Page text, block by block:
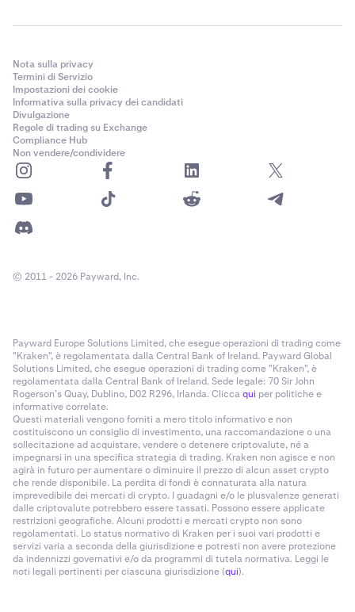
Nota sulla privacy
Termini di Servizio
Impostazioni dei cookie
Informativa sulla privacy dei candidati
Divulgazione
Regole di trading su Exchange
Compliance Hub
Non vendere/condividere
© 2011 - 2026 Payward, Inc.
Payward Europe Solutions Limited, che esegue operazioni di trading come
"Kraken", è regolamentata dalla Central Bank of Ireland. Payward Global
Solutions Limited, che esegue operazioni di trading come "Kraken", è
regolamentata dalla Central Bank of Ireland. Sede legale: 70 Sir John
Rogerson’s Quay, Dublino, D02 R296, Irlanda. Cliccaqui per politiche e
informative correlate.
Questi materiali vengono forniti a mero titolo informativo e non
costituiscono un consiglio di investimento, una raccomandazione o una
sollecitazione ad acquistare, vendere o detenere criptovalute, né a
impegnarsi in una specifica strategia di trading. Kraken non agisce e non
agirà in futuro per aumentare o diminuire il prezzo di alcun asset crypto
che rende disponibile. La perdita di fondi è connaturata alla natura
imprevedibile dei mercati di crypto. I guadagni e/o le plusvalenze generati
dalle criptovalute potrebbero essere tassati. Possono essere applicate
restrizioni geografiche. Alcuni prodotti e mercati crypto non sono
regolamentati. Lo status normativo di Kraken per i suoi vari prodotti e
servizi varia a seconda della giurisdizione e potresti non avere protezione
da indennizzi governativi e/o da programmi di tutela normativa. Leggi le
noti legali pertinenti per ciascuna giurisdizione (qui).